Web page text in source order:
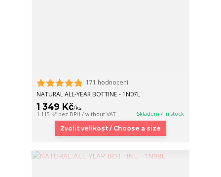
171 hodnocení
NATURAL ALL-YEAR BOTTINE - 1N07L
1 349 Kč/ks
1 115 Kč bez DPH / without VAT Skladem / In stock
Zvolit velikost / Choose a size